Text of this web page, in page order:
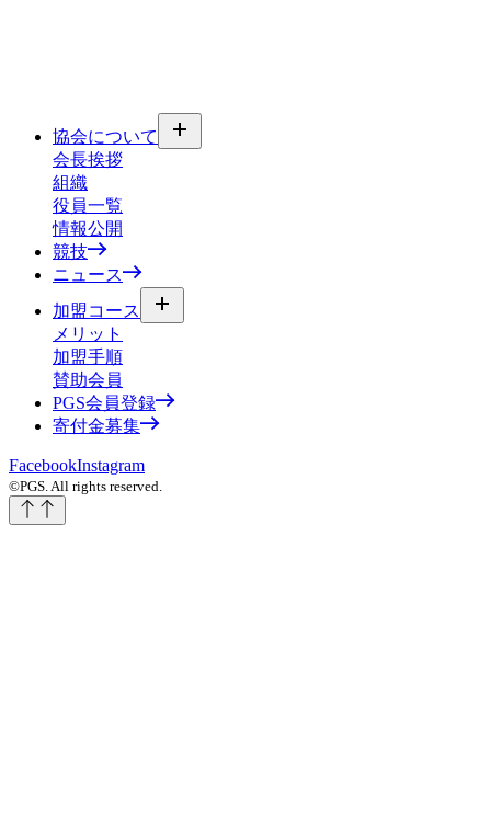
協会について
会長挨拶
組織
役員一覧
情報公開
競技
ニュース
加盟コース
メリット
加盟手順
賛助会員
PGS会員登録
寄付金募集
FacebookInstagram
©PGS. All rights reserved.